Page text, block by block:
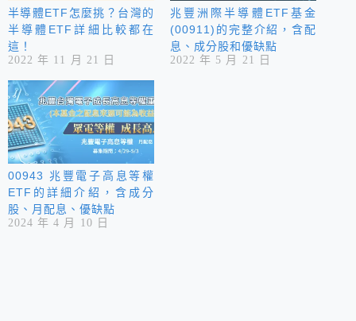
半導體ETF怎麼挑？台灣的
半導體ETF詳細比較都在
這！
2022 年 11 月 21 日
兆豐洲際半導體ETF基金
(00911)的完整介紹，含配
息、成分股和優缺點
2022 年 5 月 21 日
00943 兆豐電子高息等權
ETF的詳細介紹，含成分
股、月配息、優缺點
2024 年 4 月 10 日